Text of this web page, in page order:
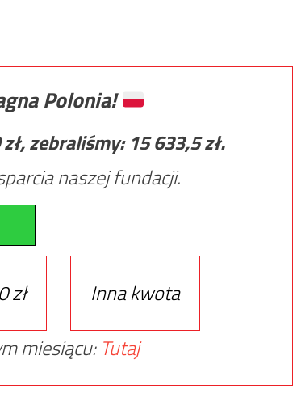
Polonia!
zł, zebraliśmy: 15 633,5zł.
naszej fundacji.
zł
Inna kwota
miesiącu: Tutaj